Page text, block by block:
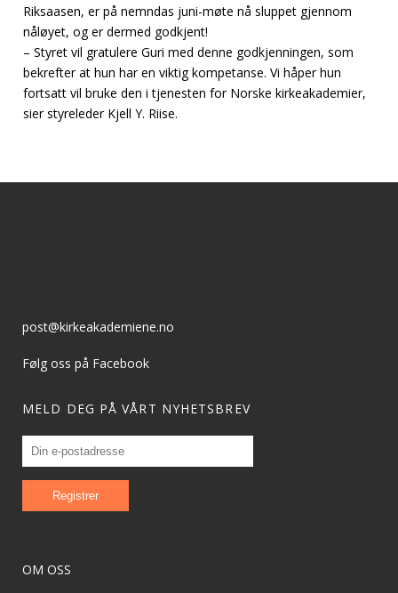
Riksaasen, er på nemndas juni-møte nå sluppet gjennom
nåløyet, og er dermed godkjent!
– Styret vil gratulere Guri med denne godkjenningen, som
bekrefter at hun har en viktig kompetanse. Vi håper hun
fortsatt vil bruke den i tjenesten for Norske kirkeakademier,
sier styreleder Kjell Y. Riise.
post@kirkeakademiene.no
Følg oss på Facebook
MELD DEG PÅ VÅRT NYHETSBREV
OM OSS